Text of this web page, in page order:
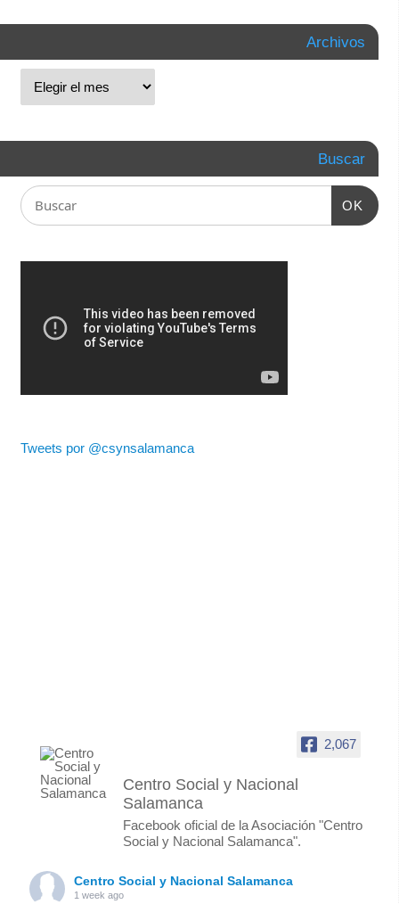
Archivos
Buscar
OK
Tweets por @csynsalamanca
2,067
Centro Social y Nacional
Salamanca
Facebook oficial de la Asociación "Centro
Social y Nacional Salamanca".
Centro Social y Nacional Salamanca
1 week ago